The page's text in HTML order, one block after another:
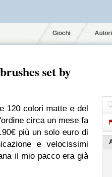
Giochi Autori
set by
120 colori matte e del
circa un mese fa
più un solo euro di
e velocissimi
il mio pacco era già